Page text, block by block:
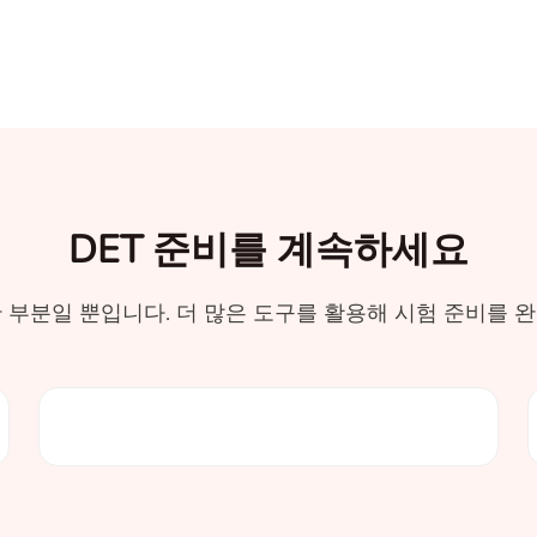
DET 준비를 계속하세요
부분일 뿐입니다. 더 많은 도구를 활용해 시험 준비를